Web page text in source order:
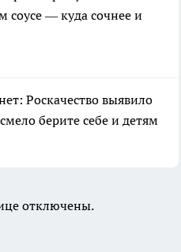
соусе — куда сочнее и
Роскачество выявило
берите себе и детям
отключены.